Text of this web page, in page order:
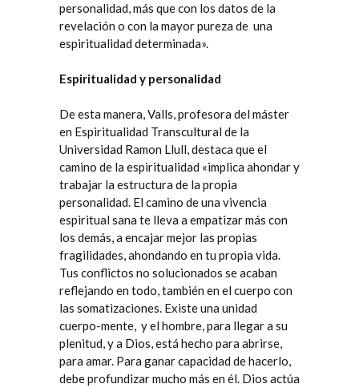
personalidad, más que con los datos de la
revelación o con la mayor pureza de una
espiritualidad determinada».
Espiritualidad y personalidad
De esta manera, Valls, profesora del máster
en Espiritualidad Transcultural de la
Universidad Ramon Llull, destaca que el
camino de la espiritualidad «implica ahondar y
trabajar la estructura de la propia
personalidad. El camino de una vivencia
espiritual sana te lleva a empatizar más con
los demás, a encajar mejor las propias
fragilidades, ahondando en tu propia vida.
Tus conflictos no solucionados se acaban
reflejando en todo, también en el cuerpo con
las somatizaciones. Existe una unidad
cuerpo-mente, y el hombre, para llegar a su
plenitud, y a Dios, está hecho para abrirse,
para amar. Para ganar capacidad de hacerlo,
debe profundizar mucho más en él. Dios actúa